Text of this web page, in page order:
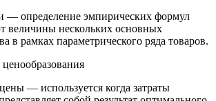
— определение эмпирических формул
величины нескольких основных
в рамках параметрического ряда товаров.
— используется когда затраты